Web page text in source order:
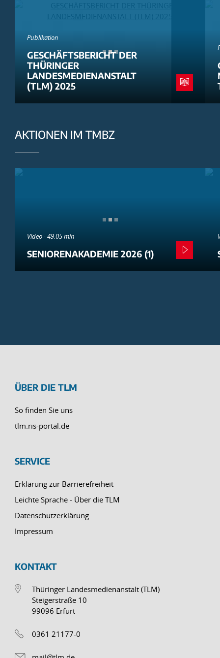
Publikation
GESCHÄFTSBERICHT DER
THÜRINGER
LANDESMEDIENANSTALT
(TLM) 2025
AKTIONEN IM TMBZ
Video - 49:05 min
SENIORENAKADEMIE 2026 (1)
ÜBER DIE TLM
So finden Sie uns
tlm.ris-portal.de
SERVICE
Erklärung zur Barrierefreiheit
Leichte Sprache - Über die TLM
Datenschutzerklärung
Impressum
KONTAKT
Thüringer Landesmedienanstalt (TLM)
Steigerstraße 10
99096 Erfurt
0361 21177-0